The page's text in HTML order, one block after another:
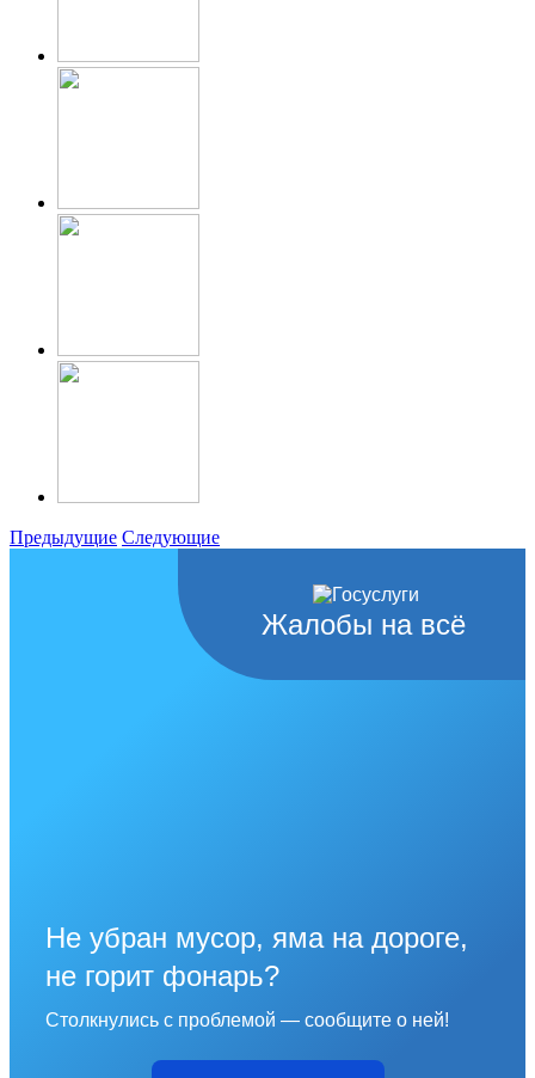
Предыдущие Следующие
Жалобы на всё
Не убран мусор, яма на дороге,
не горит фонарь?
Столкнулись с проблемой — сообщите о ней!